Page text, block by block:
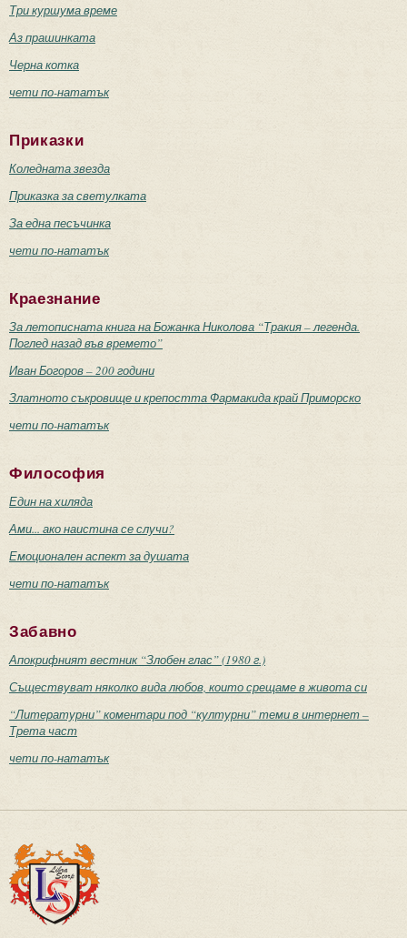
Три куршума време
Аз прашинката
Черна котка
чети по-нататък
Приказки
Коледната звезда
Приказка за светулката
За една песъчинка
чети по-нататък
Краезнание
За летописната книга на Божанка Николова “Тракия – легенда.
Поглед назад във времето”
Иван Богоров – 200 години
Златното съкровище и крепостта Фармакида край Приморско
чети по-нататък
Философия
Един на хиляда
Ами... ако наистина се случи?
Емоционален аспект за душата
чети по-нататък
Забавно
Апокрифният вестник “Злобен глас” (1980 г.)
Съществуват няколко вида любов, които срещаме в живота си
“Литературни” коментари под “културни” теми в интернет –
Трета част
чети по-нататък